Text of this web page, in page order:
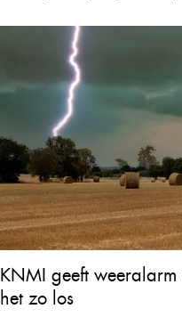
KNMI geeft
het zo los